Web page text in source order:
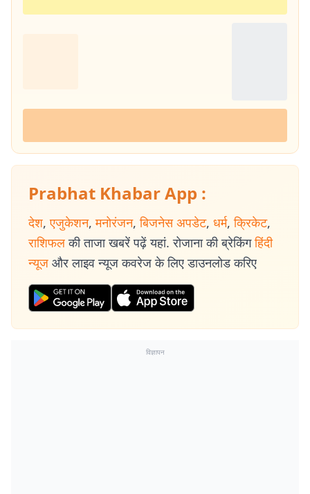
Prabhat Khabar App :
देश, एजुकेशन, मनोरंजन, बिजनेस अपडेट, धर्म, क्रिकेट,
राशिफल की ताजा खबरें पढ़ें यहां. रोजाना की ब्रेकिंग हिंदी
न्यूज और लाइव न्यूज कवरेज के लिए डाउनलोड करिए
विज्ञापन